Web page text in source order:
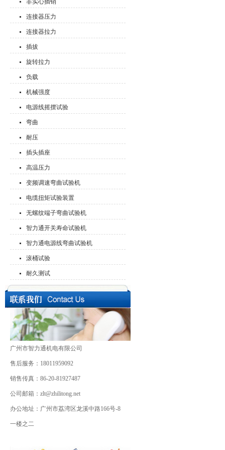
非实心插销
连接器压力
连接器拉力
插拔
旋转拉力
负载
机械强度
电源线摇摆试验
弯曲
耐压
插头插座
高温压力
变频调速弯曲试验机
电缆扭矩试验装置
无螺纹端子弯曲试验机
智力通开关寿命试验机
智力通电源线弯曲试验机
滚桶试验
耐久测试
广州市智力通机电有限公司
售后服务：18011959092
销售传真：86-20-81927487
公司邮箱：zlt@zhilitong.net
办公地址：广州市荔湾区龙溪中路166号-8
一楼之二